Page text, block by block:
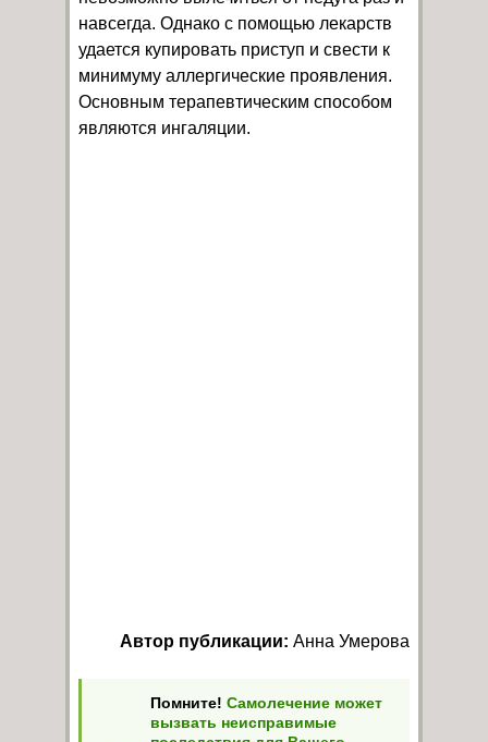
навсегда. Однако с помощью лекарств
удается купировать приступ и свести к
минимуму аллергические проявления.
Основным терапевтическим способом
являются ингаляции.
Автор публикации: Анна Умерова
Помните! Самолечение может
вызвать неисправимые